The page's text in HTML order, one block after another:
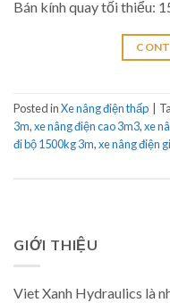
Bán kính quay tối thiểu:
Posted inXe nâng điện thấp
3m,xe nâng điện cao 3m3,xe
đi bộ 1500kg 3m,xe nâng điện
GIỚI THIỆU
Viet Xanh Hydraulics là